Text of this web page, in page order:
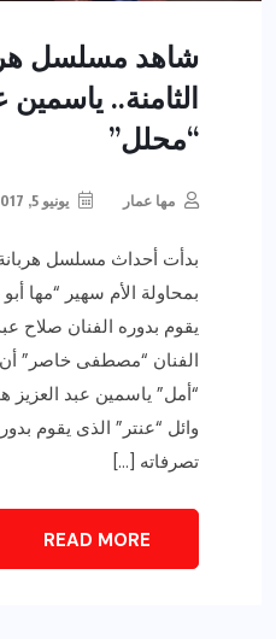
شاهد مسلسل
الثامنة.. ياسمين
“محلل”
مها عمار يونيو 5, 2017
بدأت أحداث مسلسل هربانة
بمحاولة الأم سهير “مها
يقوم بدوره الفنان صلاح
الفنان “مصطفى خاصر” أن
“أمل” ياسمين عبد العزيز
وائل “عنتر” الذى يقوم
تصرفاته […]
READ MORE